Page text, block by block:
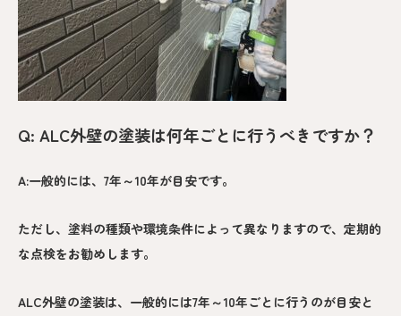
Q: ALC外壁の塗装は何年ごとに行うべきですか？
A:一般的には、7年～10年が目安です。
ただし、塗料の種類や環境条件によって異なりますので、定期的
な点検をお勧めします。
ALC外壁の塗装は、一般的には7年～10年ごとに行うのが目安と